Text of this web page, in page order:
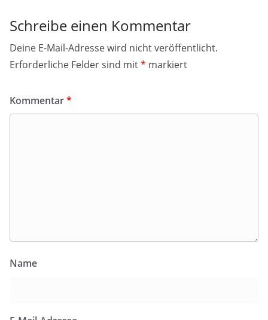
Schreibe einen Kommentar
Deine E-Mail-Adresse wird nicht veröffentlicht.
Erforderliche Felder sind mit* markiert
Kommentar*
Name